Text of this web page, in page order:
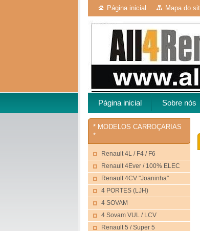
Página inicial Mapa do
Página inicial Sobre nós
* MODELOS CARROÇARIAS
*
Renault 4L / F4 / F6
Renault 4Ever / 100% ELEC
Renault 4CV "Joaninha"
4 PORTES (LJH)
4 SOVAM
4 Sovam VUL / LCV
Renault 5 / Super 5